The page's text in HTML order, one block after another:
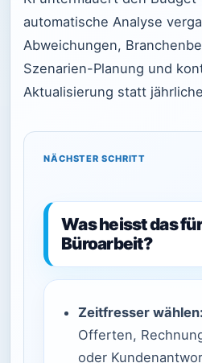
automatische Analyse
Abweichungen,
Szenarien-Planung und
Aktualisierung statt
NÄCHSTER SCHRITT
Was heisst das
Büroarbeit?
Zeitfresser wählen:
Offerten,
oder